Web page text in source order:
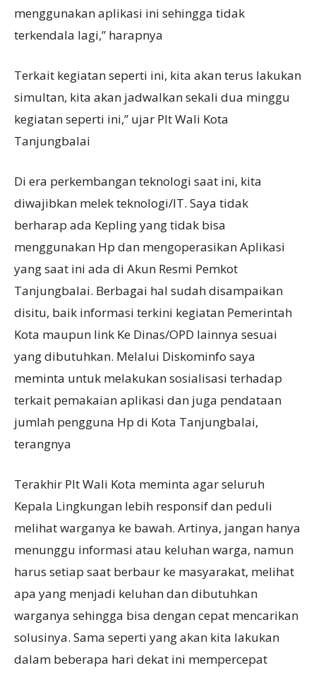
menggunakan aplikasi ini sehingga tidak
terkendala lagi,” harapnya
Terkait kegiatan seperti ini, kita akan terus lakukan
simultan, kita akan jadwalkan sekali dua minggu
kegiatan seperti ini,” ujar Plt Wali Kota
Tanjungbalai
Di era perkembangan teknologi saat ini, kita
diwajibkan melek teknologi/IT. Saya tidak
berharap ada Kepling yang tidak bisa
menggunakan Hp dan mengoperasikan Aplikasi
yang saat ini ada di Akun Resmi Pemkot
Tanjungbalai. Berbagai hal sudah disampaikan
disitu, baik informasi terkini kegiatan Pemerintah
Kota maupun link Ke Dinas/OPD lainnya sesuai
yang dibutuhkan. Melalui Diskominfo saya
meminta untuk melakukan sosialisasi terhadap
terkait pemakaian aplikasi dan juga pendataan
jumlah pengguna Hp di Kota Tanjungbalai,
terangnya
Terakhir Plt Wali Kota meminta agar seluruh
Kepala Lingkungan lebih responsif dan peduli
melihat warganya ke bawah. Artinya, jangan hanya
menunggu informasi atau keluhan warga, namun
harus setiap saat berbaur ke masyarakat, melihat
apa yang menjadi keluhan dan dibutuhkan
warganya sehingga bisa dengan cepat mencarikan
solusinya. Sama seperti yang akan kita lakukan
dalam beberapa hari dekat ini mempercepat